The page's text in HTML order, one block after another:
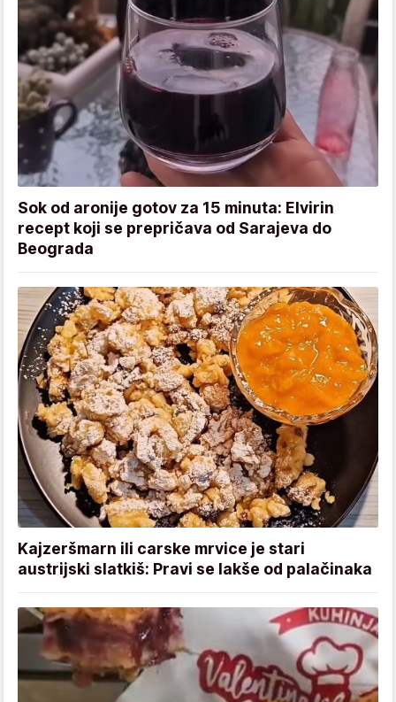
Sok od aronije gotov za 15 minuta: Elvirin
recept koji se prepričava od Sarajeva do
Beograda
Kajzeršmarn ili carske mrvice je stari
austrijski slatkiš: Pravi se lakše od palačinaka